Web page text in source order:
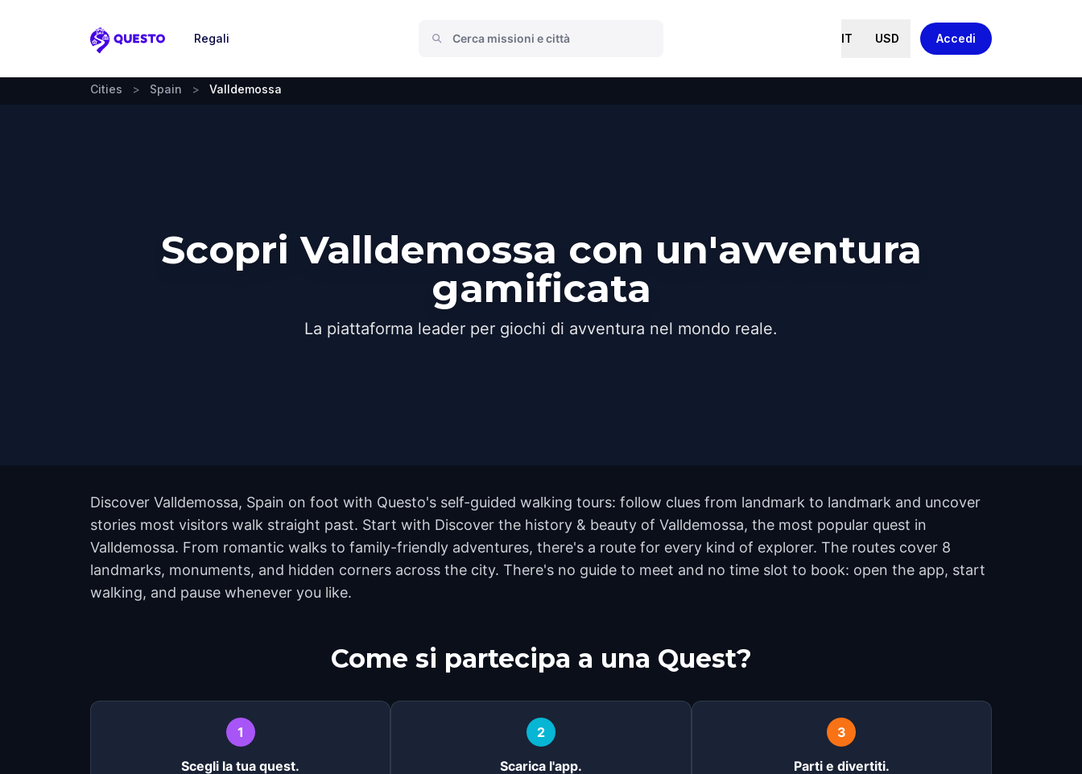
Questo
Regali IT USD Accedi
Cities > Spain > Valldemossa
Scopri Valldemossa con un'avventura
gamificata
La piattaforma leader per giochi di avventura nel mondo reale.
Discover Valldemossa, Spain on foot with Questo's self-guided walking tours: follow clues from landmark to landmark and uncover
stories most visitors walk straight past. Start with Discover the history & beauty of Valldemossa, the most popular quest in
Valldemossa. From romantic walks to family-friendly adventures, there's a route for every kind of explorer. The routes cover 8
landmarks, monuments, and hidden corners across the city. There's no guide to meet and no time slot to book: open the app, start
walking, and pause whenever you like.
Come si partecipa a una Quest?
1
Scegli la tua quest.
2
Scarica l'app.
3
Parti e divertiti.